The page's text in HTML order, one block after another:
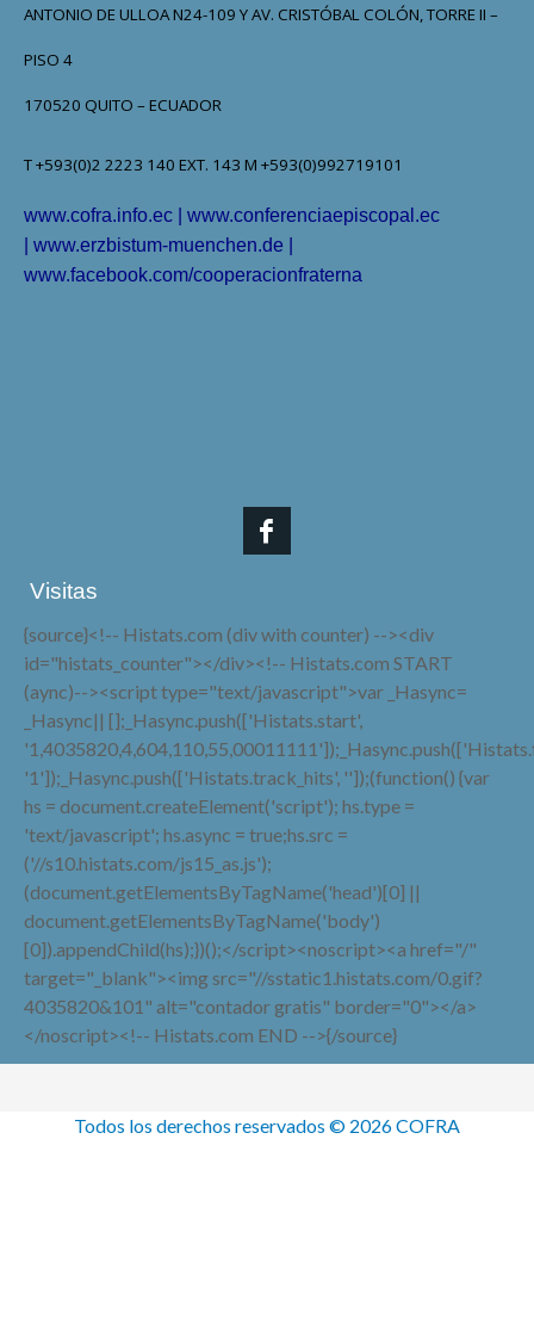
ANTONIO DE ULLOA N24-109 Y AV. CRISTÓBAL COLÓN, TORRE II –
PISO 4
170520 QUITO – ECUADOR
T +593(0)2 2223 140 EXT. 143 M +593(0)992719101
www.cofra.info.ec
www.conferenciaepiscopal.ec
www.erzbistum-muenchen.de
www.facebook.com/cooperacionfraterna
Visitas
{source}<!-- Histats.com (div with counter) --><div
id="histats_counter"></div><!-- Histats.com START
(aync)--><script type="text/javascript">var _Hasync=
_Hasync|| [];_Hasync.push(['Histats.start',
'1']);_Hasync.push(['Histats.track_hits', '']);(function() {var
hs = document.createElement('script'); hs.type =
'text/javascript'; hs.async = true;hs.src =
('//s10.histats.com/js15_as.js');
(document.getElementsByTagName('head')[0] ||
document.getElementsByTagName('body')
[0]).appendChild(hs);})();</script><noscript><a href="/"
target="_blank"><img src="//sstatic1.histats.com/0.gif?
4035820&101" alt="contador gratis" border="0"></a>
</noscript><!-- Histats.com END -->{/source}
Todos los derechos reservados © 2026 COFRA